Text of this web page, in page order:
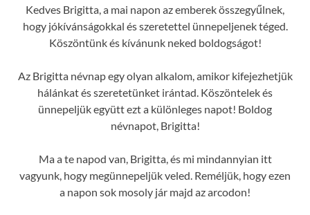
Kedves Brigitta, a mai napon az emberek összegyűlnek,
hogy jókívánságokkal és szeretettel ünnepeljenek téged.
Köszöntünk és kívánunk neked boldogságot!
Az Brigitta névnap egy olyan alkalom, amikor kifejezhetjük
hálánkat és szeretetünket irántad. Köszöntelek és
ünnepeljük együtt ezt a különleges napot! Boldog
névnapot, Brigitta!
Ma a te napod van, Brigitta, és mi mindannyian itt
vagyunk, hogy megünnepeljük veled. Reméljük, hogy ezen
a napon sok mosoly jár majd az arcodon!